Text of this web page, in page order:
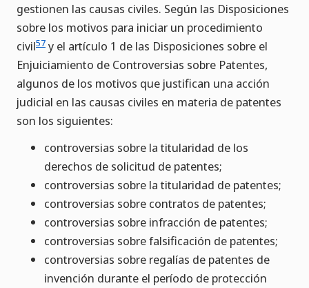
gestionen las causas civiles. Según las Disposiciones
sobre los motivos para iniciar un procedimiento
civil57 y el artículo 1 de las Disposiciones sobre el
Enjuiciamiento de Controversias sobre Patentes,
algunos de los motivos que justifican una acción
judicial en las causas civiles en materia de patentes
son los siguientes:
controversias sobre la titularidad de los
derechos de solicitud de patentes;
controversias sobre la titularidad de patentes;
controversias sobre contratos de patentes;
controversias sobre infracción de patentes;
controversias sobre falsificación de patentes;
controversias sobre regalías de patentes de
invención durante el período de protección